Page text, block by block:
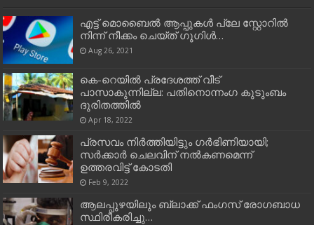
എട്ട് മൊബൈല്‍ ആപ്പുകള്‍ പ്ലേ സ്റ്റോറില്‍
നിന്ന് നീക്കം ചെയ്ത് ഗൂഗിള്‍…
Aug 26, 2021
കെ-റെയില്‍ പ്രദേശത്ത് വീട്
പാസാകുന്നില്ല: പതിനൊന്നംഗ കുടുംബം
ദുരിതത്തില്‍
Apr 18, 2022
പ്രസവം നിര്‍ത്തിയിട്ടും ഗര്‍ഭിണിയായി;
സര്‍ക്കാര്‍ ചെലവിന് നല്‍കണമെന്ന്
ഉത്തരവിട്ട് കോടതി
Feb 9, 2022
ആലപ്പുഴയിലും ബ്ലാക്ക് ഫംഗസ് രോഗബാധ
സ്ഥിരീകരിച്ചു…